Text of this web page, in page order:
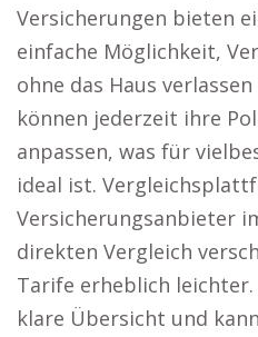
Versicherungen bieten
einfache Möglichkeit,
ohne das Haus
können jederzeit ihre
anpassen, was für
ideal ist.
Versicherungsanbieter
direkten Vergleich
Tarife erheblich
klare Übersicht und